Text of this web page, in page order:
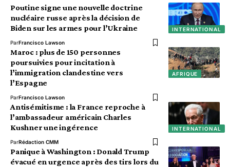
INTERNATIONAL
Poutine signe une nouvelle doctrine
nucléaire russe après la décision de
Biden sur les armes pour l’Ukraine
ParFrancisco Lawson
AFRIQUE
Maroc : plus de 150 personnes
poursuivies pour incitation à
l’immigration clandestine vers
l’Espagne
ParFrancisco Lawson
INTERNATIONAL
Antisémitisme : la France reproche à
l’ambassadeur américain Charles
Kushner une ingérence
ParRédaction CMM
Panique à Washington : Donald Trump
évacué en urgence après des tirs lors du